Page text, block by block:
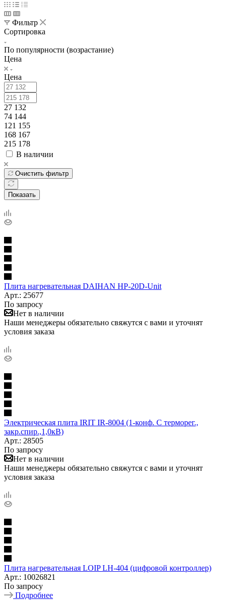
Фильтр
Сортировка
По популярности (возрастание)
Цена
Цена
27 132
74 144
121 155
168 167
215 178
В наличии
Очистить фильтр
Показать
Плита нагревательная DAIHAN НР-20D-Unit
Арт.: 25677
По запросу
Нет в наличии
Наши менеджеры обязательно свяжутся с вами и уточнят
условия заказа
Электрическая плита IRIT IR-8004 (1-конф. С терморег.,
закр.спир.,1,0кВ)
Арт.: 28505
По запросу
Нет в наличии
Наши менеджеры обязательно свяжутся с вами и уточнят
условия заказа
Плита нагревательная LOIP LH-404 (цифровой контроллер)
Арт.: 10026821
По запросу
Подробнее